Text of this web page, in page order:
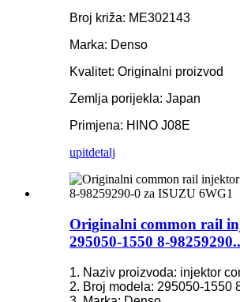
Broj križa: ME302143
Marka: Denso
Kvalitet: Originalni proizvod
Zemlja porijekla: Japan
Primjena: HINO J08E
upitdetalj
Originalni common rail
295050-1550 8-
1. Naziv proizvoda: injektor
2. Broj modela: 295050-1550